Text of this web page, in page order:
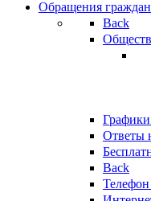
Обращения граждан
Back
Ответы
Back